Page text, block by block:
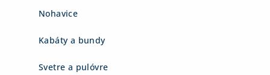
Nohavice
Kabáty a bundy
Svetre a pulóvre